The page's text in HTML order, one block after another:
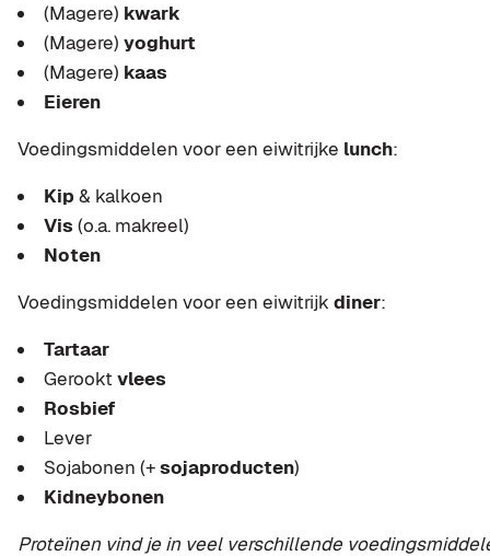
(Magere) kwark
(Magere) yoghurt
(Magere) kaas
Eieren
Voedingsmiddelen voor een eiwitrijke lunch:
Kip& kalkoen
Vis (o.a. makreel)
Noten
Voedingsmiddelen voor een eiwitrijk diner:
Tartaar
Gerookt vlees
Rosbief
Lever
Sojabonen (+sojaproducten)
Kidneybonen
Proteïnen vind je in veel verschillende